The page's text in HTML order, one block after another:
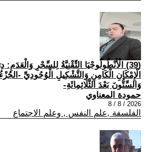
(39) الْأَنْطُولُوجْيَا التِّقْنِيَّةُ لِلسِّحْرِ
الْإِمْكَانِ الْكَامِنِ وَالتَّشْكِيلِ الْوُجُودِيِّ -
وَالسِّتُّونَ بَعْدَ الثَّلَاثِمِائَةِ-
حمودة المعناوي
2026 / 8 / 8
الفلسفة ,علم النفس , وعلم الاجتماع